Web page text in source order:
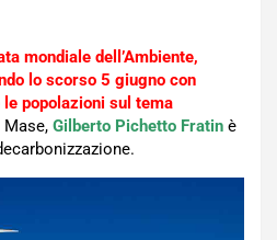
mondiale dell’Ambiente,
lo scorso 5 giugno con
popolazioni sul tema
Gilberto Pichetto Fratin è